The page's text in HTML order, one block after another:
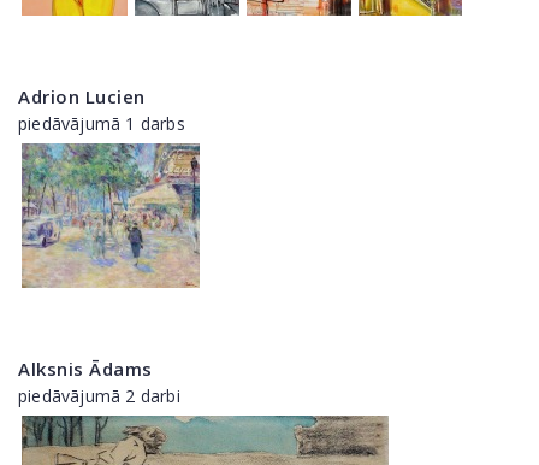
Adrion Lucien
piedāvājumā 1 darbs
Alksnis Ādams
piedāvājumā 2 darbi